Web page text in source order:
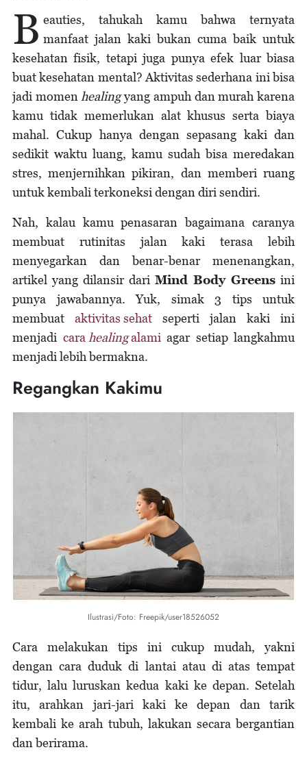
B eauties, tahukah kamu bahwa ternyata
manfaat jalan kaki bukan cuma baik untuk
kesehatan fisik, tetapi juga punya efek luar biasa
buat kesehatan mental? Aktivitas sederhana ini bisa
jadi momen healingyang ampuh dan murah karena
kamu tidak memerlukan alat khusus serta biaya
mahal. Cukup hanya dengan sepasang kaki dan
sedikit waktu luang, kamu sudah bisa meredakan
stres, menjernihkan pikiran, dan memberi ruang
untuk kembali terkoneksi dengan diri sendiri.
Nah, kalau kamu penasaran bagaimana caranya
membuat rutinitas jalan kaki terasa lebih
menyegarkan dan benar-benar menenangkan,
artikel yang dilansir dari Mind Body Greens ini
punya jawabannya. Yuk, simak 3 tips untuk
membuat aktivitas sehat seperti jalan kaki ini
menjadi cara healingalami agar setiap langkahmu
menjadi lebih bermakna.
Regangkan Kakimu
Ilustrasi/Foto: Freepik/user18526052
Cara melakukan tips ini cukup mudah, yakni
dengan cara duduk di lantai atau di atas tempat
tidur, lalu luruskan kedua kaki ke depan. Setelah
itu, arahkan jari-jari kaki ke depan dan tarik
kembali ke arah tubuh, lakukan secara bergantian
dan berirama.